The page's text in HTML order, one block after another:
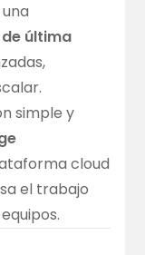
última
simple y
cloud
el trabajo